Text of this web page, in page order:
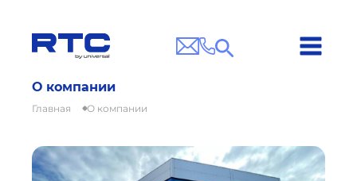
О компании
Главная О компании